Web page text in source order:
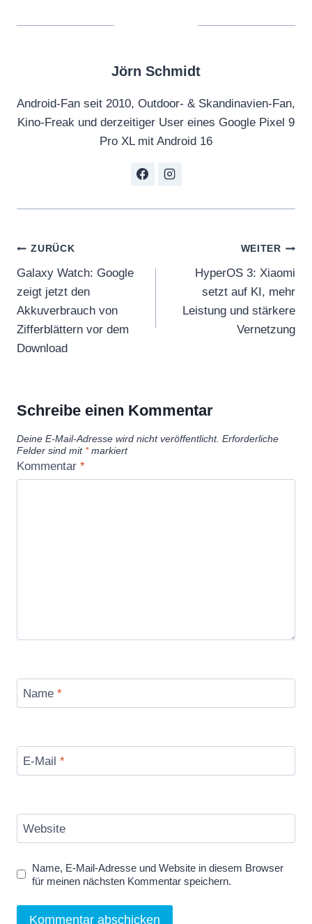
Jörn Schmidt
Android-Fan seit 2010, Outdoor- & Skandinavien-Fan,
Kino-Freak und derzeitiger User eines Google Pixel 9
Pro XL mit Android 16
Beitragsnavigation
ZURÜCK
Galaxy Watch: Google
zeigt jetzt den
Akkuverbrauch von
Zifferblättern vor dem
Download
WEITER
HyperOS 3: Xiaomi
setzt auf KI, mehr
Leistung und stärkere
Vernetzung
Schreibe einen Kommentar
Deine E-Mail-Adresse wird nicht veröffentlicht. Erforderliche
Felder sind mit *markiert
Kommentar *
Name *
E-Mail *
Website
Name, E-Mail-Adresse und Website in diesem Browser
für meinen nächsten Kommentar speichern.